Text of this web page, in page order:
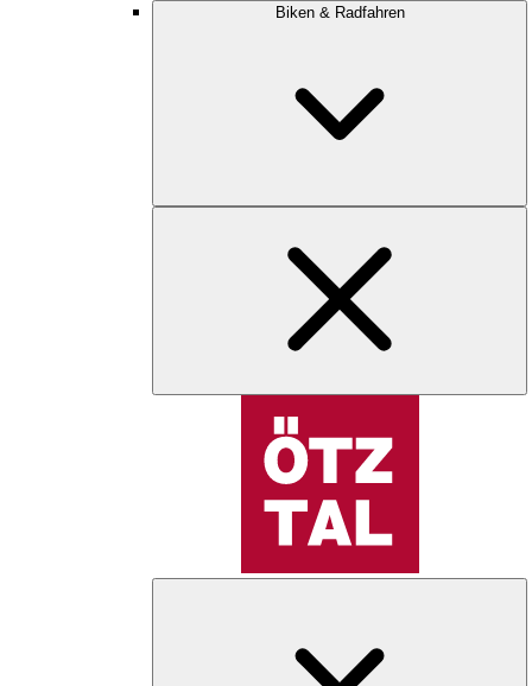
Biken & Radfahren